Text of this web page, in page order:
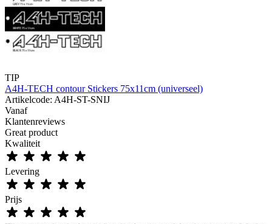
TIP
A4H-TECH contour Stickers 75x11cm (universeel)
Artikelcode: A4H-ST-SNIJ
Vanaf
Klantenreviews
Great product
Kwaliteit
Levering
Prijs